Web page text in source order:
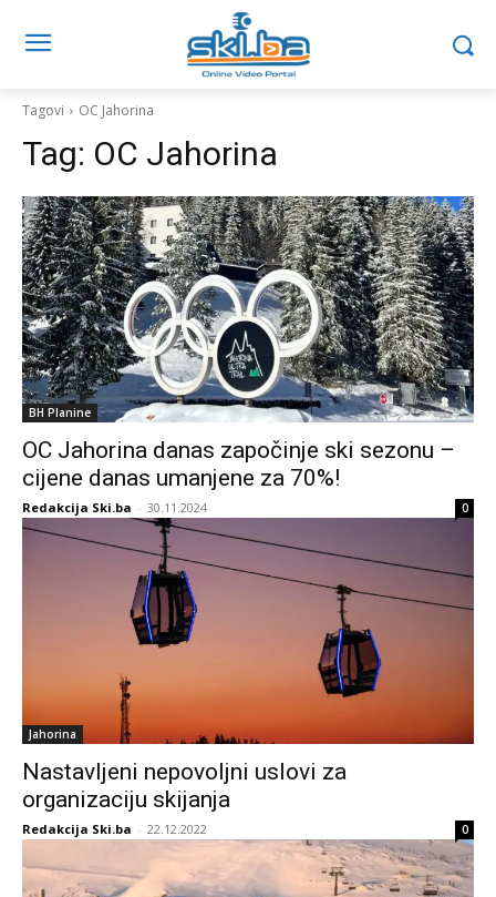
Tagovi OC Jahorina
Tag: OC Jahorina
BH Planine
OC Jahorina danas započinje ski sezonu –
cijene danas umanjene za 70%!
Redakcija Ski.ba - 30.11.2024 0
Jahorina
Nastavljeni nepovoljni uslovi za
organizaciju skijanja
Redakcija Ski.ba - 22.12.2022 0